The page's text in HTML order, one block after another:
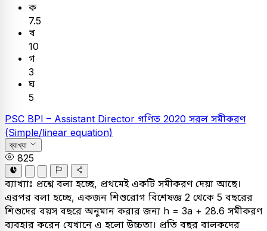
ক
7.5
খ
10
গ
3
ঘ
5
PSC BPI – Assistant Director গণিত 2020 সরল সমীকরণ
(Simple/linear equation)
ব্যাখ্যা
825
ব্যাখ্যাঃ প্রশ্নে বলা হচ্ছে, প্রথমেই একটি সমীকরণ দেয়া আছে।
এরপর বলা হচ্ছে, একজন শিশুরোগ বিশেষজ্ঞ 2 থেকে 5 বছরের
শিশুদের বয়স বছরে অনুমান করার জন্য h = 3a + 28.6 সমীকরণ
ব্যবহার করেন যেখানে এ হলো উচ্চতা। প্রতি বছর বালকদের